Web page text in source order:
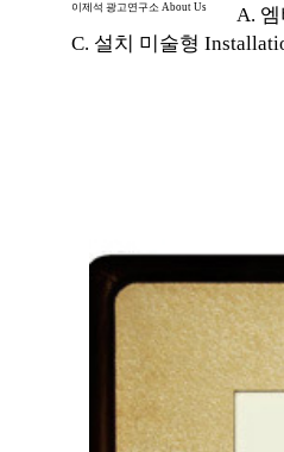
이제석 광고연구소 About Us
A.
C. 설치 미술형